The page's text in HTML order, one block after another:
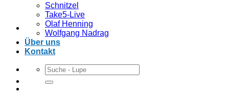
Schnitzel
Take5-Live
Olaf Henning
Wolfgang Nadrag
Über uns
Kontakt
Suchen
nach: